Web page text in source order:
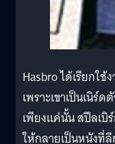
Hasbro ได้เรียกใช้
เพราะเขาเป็นเนิร์
เพียงแค่นั้น สปีลเบิ
ให้กลายเป็นหนังที่